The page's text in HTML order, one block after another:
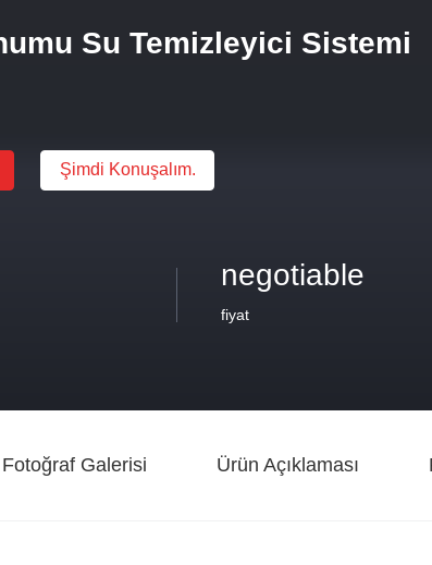
Su Temizleyici Sistemi
Şimdi Konuşalım.
negotiable
fiyat
Fotoğraf Galerisi Ürün Açıklaması